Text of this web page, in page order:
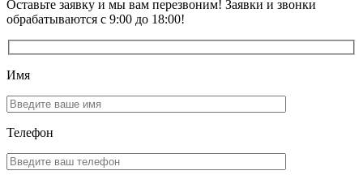
Оставьте заявку и мы вам перезвоним! Заявки и звонки
обрабатываются с 9:00 до 18:00!
Имя
Телефон